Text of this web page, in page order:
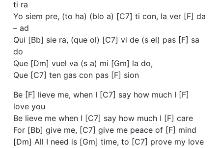
ti ra
Yo siem pre, (to ha) (blo a) [C7] ti con, la ver [F] da
– ad
Qui [Bb] sie ra, (que ol) [C7] vi de (s el) pas [F] sa
do
Que [Dm] vuel va (s a) mi [Gm] la do,
Que [C7] ten gas con pas [F] sion
Be [F] lieve me, when I [C7] say how much I [F]
love you
Be lieve me when I [C7] say how much I [F] care
For [Bb] give me, [C7] give me peace of [F] mind
[Dm] All I need is [Gm] time, to [C7] prove my love